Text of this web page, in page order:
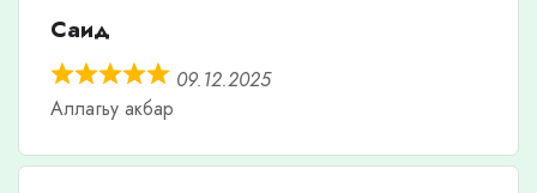
Саид
09.12.2025
Аллагьу акбар